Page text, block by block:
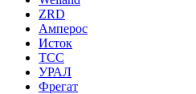
ZRD
Амперос
Исток
ТСС
УРАЛ
Фрегат